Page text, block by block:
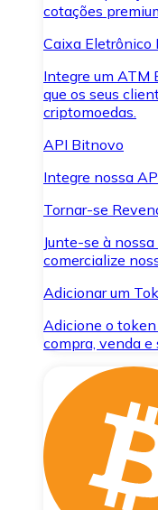
cotações
Caixa Eletrônico
Integre um ATM
que os seus
criptomoedas.
API Bitnovo
Integre nossa
Tornar-se
Junte-se à
comercialize
Adicionar um
Adicione o token
compra, venda e